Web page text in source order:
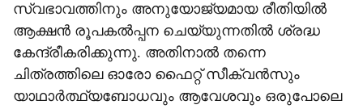
സ്വഭാവത്തിനും അനുയോജ്യമായ രീതിയിൽ
ആക്ഷൻ രൂപകൽപ്പന ചെയ്യുന്നതിൽ ശ്രദ്ധ
കേന്ദ്രീകരിക്കുന്നു. അതിനാൽ തന്നെ
ചിത്രത്തിലെ ഓരോ ഫൈറ്റ് സീക്വൻസും
യാഥാർത്ഥ്യബോധവും ആവേശവും ഒരുപോലെ